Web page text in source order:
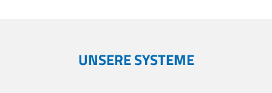
UNSERE SYSTEME